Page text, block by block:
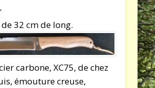
32 cm de long.
carbone, XC75, de chez
émouture creuse,